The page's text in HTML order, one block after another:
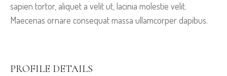
sapien tortor, aliquet a velit ut, lacinia molestie velit.
Maecenas ornare consequat massa ullamcorper dapibus.
PROFILE DETAILS